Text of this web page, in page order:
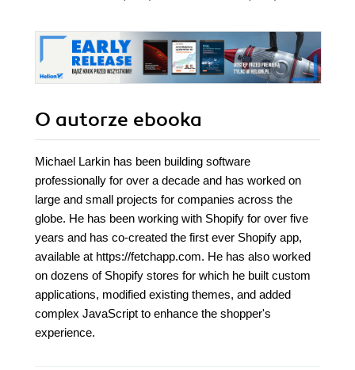
O autorze ebooka
Michael Larkin has been building software
professionally for over a decade and has worked on
large and small projects for companies across the
globe. He has been working with Shopify for over five
years and has co-created the first ever Shopify app,
available at https://fetchapp.com. He has also worked
on dozens of Shopify stores for which he built custom
applications, modified existing themes, and added
complex JavaScript to enhance the shopper's
experience.